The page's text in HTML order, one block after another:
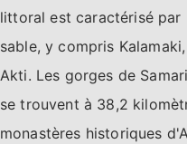
littoral est caractérisé par
sable, y compris
Akti. Les gorges de
se trouvent à 38,2
monastères historiques